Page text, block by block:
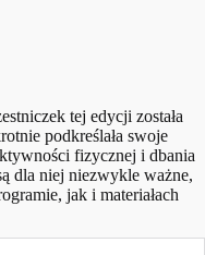
tej edycji została
podkreślała swoje
fizycznej i dbania
dla niej niezwykle ważne,
jak i materiałach